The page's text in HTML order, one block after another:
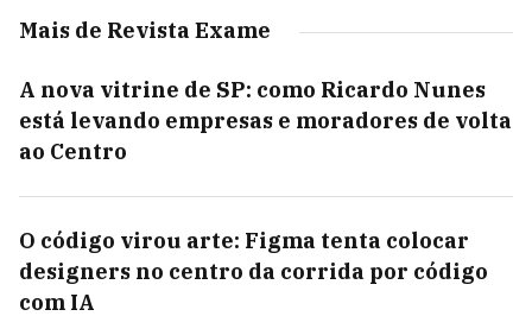
Mais de Revista Exame
A nova vitrine de SP: como Ricardo Nunes
está levando empresas e moradores de volta
ao Centro
O código virou arte: Figma tenta colocar
designers no centro da corrida por código
com IA